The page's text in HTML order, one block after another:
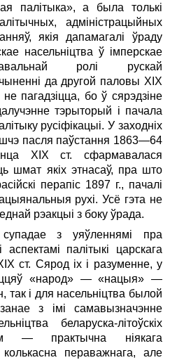
палітыка», а была толькі
адміністрацыйных
якія дапамагалі ўраду
насельніцтва ў імперскае
ролі рускай
да другой паловы ХIХ
пагадзіцца, бо ў сярэдзіне
тэрыторый і пачала
русіфікацыі. У заходніх
пасля паўстання 1863—64
ХIХ ст. сфармавалася
шмат якіх этнасаў, пра што
перапіс 1897 г., пачалі
рухі. Усё гэта не
рэакцыі з боку ўрада.
з уяўленнямі пра
палітыкі царскага
ст. Сярод іх і разуменне, у
«народ» — «нацыя» —
так і для насельніцтва былой
з імі самавызначэнне
беларуска-літоўскіх
— практычна ніякага
пераважнага, але